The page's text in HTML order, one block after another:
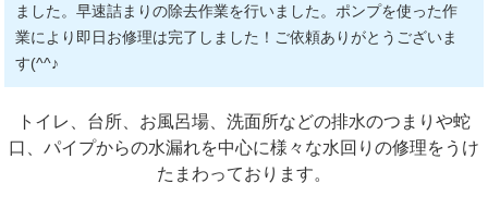
ました。早速詰まりの除去作業を行いました。ポンプを使った作
業により即日お修理は完了しました！ご依頼ありがとうございま
す(^^♪
トイレ、台所、お風呂場、洗面所などの排水のつまりや蛇
口、パイプからの水漏れを中心に様々な水回りの修理をうけ
たまわっております。